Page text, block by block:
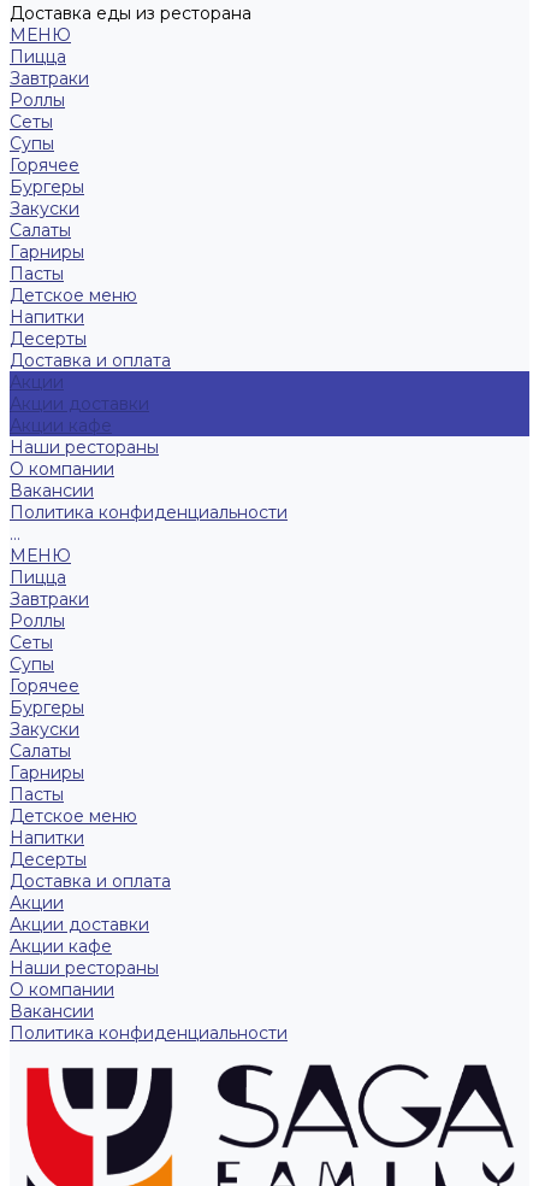
Доставка еды из ресторана
МЕНЮ
Пицца
Завтраки
Роллы
Сеты
Супы
Горячее
Бургеры
Закуски
Салаты
Гарниры
Пасты
Детское меню
Напитки
Десерты
Доставка и оплата
Акции
Акции доставки
Акции кафе
Наши рестораны
О компании
Вакансии
Политика конфиденциальности
...
МЕНЮ
Пицца
Завтраки
Роллы
Сеты
Супы
Горячее
Бургеры
Закуски
Салаты
Гарниры
Пасты
Детское меню
Напитки
Десерты
Доставка и оплата
Акции
Акции доставки
Акции кафе
Наши рестораны
О компании
Вакансии
Политика конфиденциальности